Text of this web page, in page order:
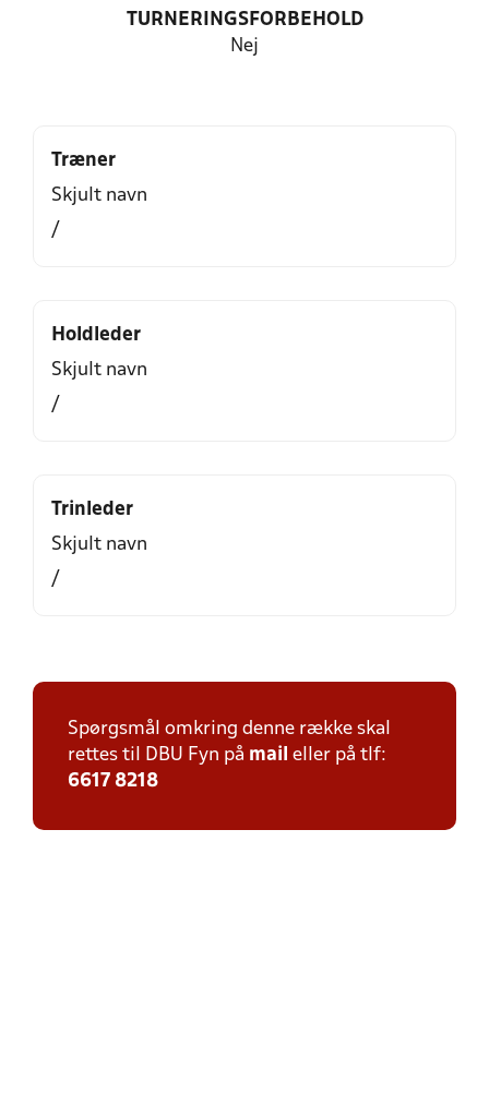
TURNERINGSFORBEHOLD
Nej
Træner
Skjult navn
/
Holdleder
Skjult navn
/
Trinleder
Skjult navn
/
Spørgsmål omkring denne række skal
rettes til DBU Fyn på mail eller på tlf:
6617 8218